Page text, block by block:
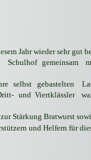
Jahr wieder sehr gut
Schulhof gemeinsam
selbst gebastelten
und Viertklässler
Stärkung Bratwurst
und Helfern für